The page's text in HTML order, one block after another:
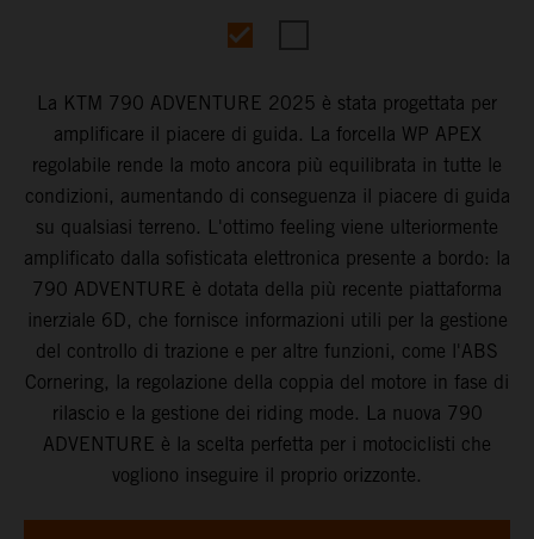
La KTM 790 ADVENTURE 2025 è stata progettata per
amplificare il piacere di guida. La forcella WP APEX
regolabile rende la moto ancora più equilibrata in tutte le
condizioni, aumentando di conseguenza il piacere di guida
su qualsiasi terreno. L'ottimo feeling viene ulteriormente
amplificato dalla sofisticata elettronica presente a bordo: la
790 ADVENTURE è dotata della più recente piattaforma
inerziale 6D, che fornisce informazioni utili per la gestione
del controllo di trazione e per altre funzioni, come l'ABS
Cornering, la regolazione della coppia del motore in fase di
rilascio e la gestione dei riding mode. La nuova 790
ADVENTURE è la scelta perfetta per i motociclisti che
vogliono inseguire il proprio orizzonte.